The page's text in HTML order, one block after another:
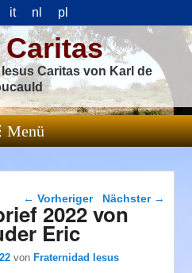
it nl pl
Caritas von Karl de
Menü
Beitragsnavigation
← Vorheriger Nächster →
2022 von
Eric
vonFraternidad Iesus